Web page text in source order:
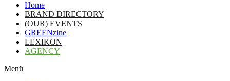
Home
BRAND DIRECTORY
(OUR) EVENTS
GREENzine
LEXIKON
AGENCY
Menü